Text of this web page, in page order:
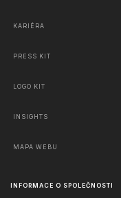
KARIÉRA
PRESS KIT
LOGO KIT
INSIGHTS
MAPA WEBU
INFORMACE O SPOLEČNOSTI